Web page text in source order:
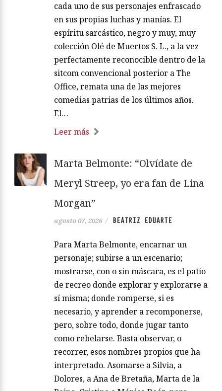
cada uno de sus personajes enfrascado
en sus propias luchas y manías. El
espíritu sarcástico, negro y muy, muy
colección Olé de Muertos S. L., a la vez
perfectamente reconocible dentro de la
sitcom convencional posterior a The
Office, remata una de las mejores
comedias patrias de los últimos años.
El…
Leer más
Marta Belmonte: “Olvídate de
Meryl Streep, yo era fan de Lina
Morgan”
agosto 07, 2026 / BEATRIZ EDUARTE
Para Marta Belmonte, encarnar un
personaje; subirse a un escenario;
mostrarse, con o sin máscara, es el patio
de recreo donde explorar y explorarse a
sí misma; donde romperse, si es
necesario, y aprender a recomponerse,
pero, sobre todo, donde jugar tanto
como rebelarse. Basta observar, o
recorrer, esos nombres propios que ha
interpretado. Asomarse a Silvia, a
Dolores, a Ana de Bretaña, Marta de la